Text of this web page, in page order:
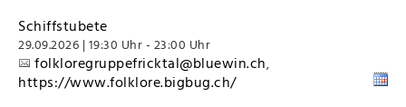
Schiffstubete
29.09.2026 | 19:30 Uhr - 23:00 Uhr
folkloregruppefricktal@bluewin.ch,
https://www.folklore.bigbug.ch/